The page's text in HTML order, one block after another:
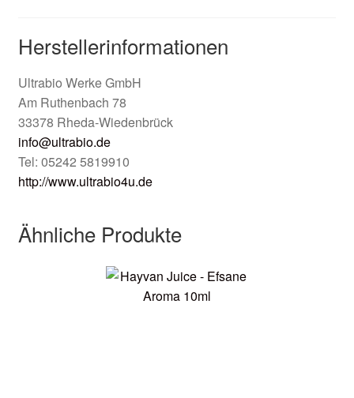
Herstellerinformationen
Ultrabio Werke GmbH
Am Ruthenbach 78
33378 Rheda-Wiedenbrück
info@ultrabio.de
Tel: 05242 5819910
http://www.ultrabio4u.de
Ähnliche Produkte